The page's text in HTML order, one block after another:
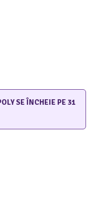
SE ÎNCHEIE PE 31